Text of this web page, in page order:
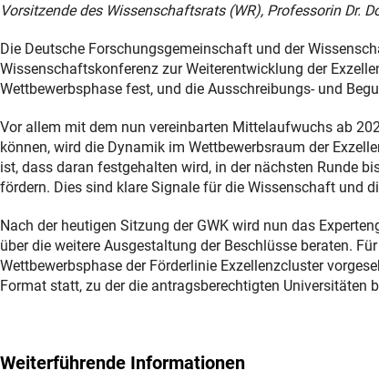
Vorsitzende des Wissenschaftsrats (WR), Professorin Dr.
Die Deutsche Forschungsgemeinschaft und der
Wissenschaftskonferenz zur Weiterentwicklung der
Wettbewerbsphase fest, und die Ausschreibungs- und
Vor allem mit dem nun vereinbarten Mittelaufwuchs ab
können, wird die Dynamik im Wettbewerbsraum der
ist, dass daran festgehalten wird, in der nächsten Runde
fördern. Dies sind klare Signale für die Wissenschaft und
Nach der heutigen Sitzung der GWK wird nun das
über die weitere Ausgestaltung der Beschlüsse beraten.
Wettbewerbsphase der Förderlinie Exzellenzcluster
Format statt, zu der die antragsberechtigten Universitäten
Weiterführende Informationen